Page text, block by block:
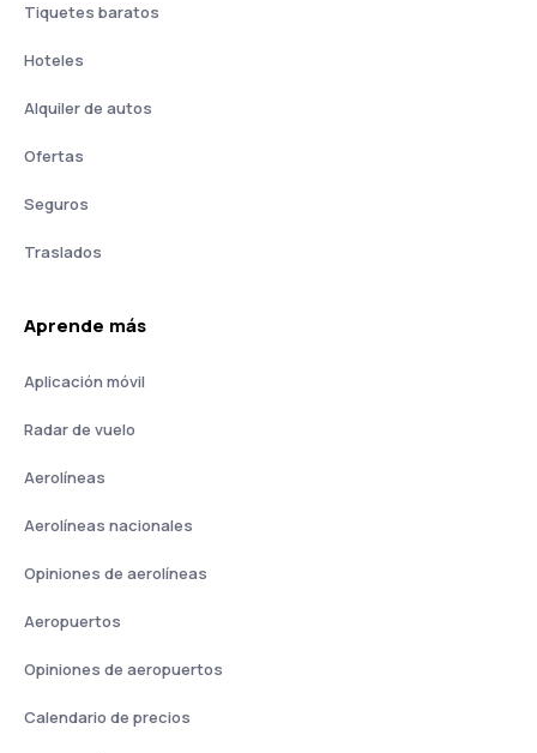
Tiquetes baratos
Hoteles
Alquiler de autos
Ofertas
Seguros
Traslados
Aprende más
Aplicación móvil
Radar de vuelo
Aerolíneas
Aerolíneas nacionales
Opiniones de aerolíneas
Aeropuertos
Opiniones de aeropuertos
Calendario de precios